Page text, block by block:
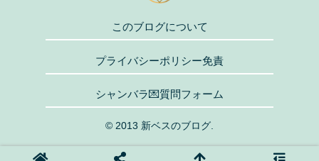
このブログについて
プライバシーポリシー免責
シャンバラ💌質問フォーム
© 2013 新ベスのブログ.